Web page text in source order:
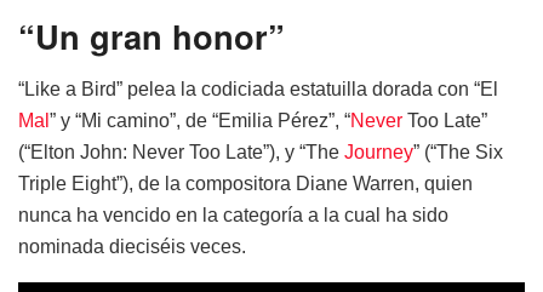
“Un gran honor”
“Like a Bird” pelea la codiciada estatuilla dorada con “El
Mal ” y “Mi camino”, de “Emilia Pérez”, “Never Too Late”
(“Elton John: Never Too Late”), y “The Journey” (“The Six
Triple Eight”), de la compositora Diane Warren, quien
nunca ha vencido en la categoría a la cual ha sido
nominada dieciséis veces.